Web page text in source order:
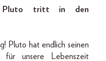
Pluto tritt in den
Pluto hat endlich seinen
für unsere Lebenszeit